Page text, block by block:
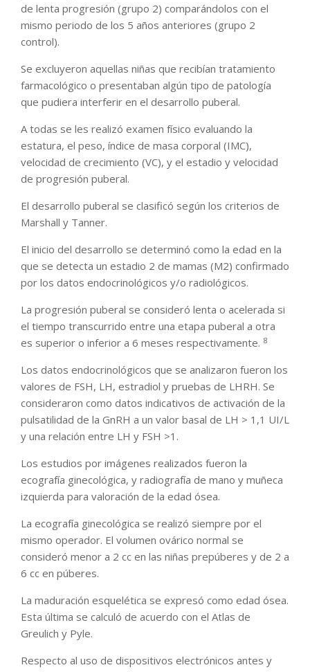
de lenta progresión (grupo 2) comparándolos con el
mismo periodo de los 5 años anteriores (grupo 2
control).
Se excluyeron aquellas niñas que recibían tratamiento
farmacológico o presentaban algún tipo de patología
que pudiera interferir en el desarrollo puberal.
A todas se les realizó examen físico evaluando la
estatura, el peso, índice de masa corporal (IMC),
velocidad de crecimiento (VC), y el estadio y velocidad
de progresión puberal.
El desarrollo puberal se clasificó según los criterios de
Marshall y Tanner.
El inicio del desarrollo se determinó como la edad en la
que se detecta un estadio 2 de mamas (M2) confirmado
por los datos endocrinológicos y/o radiológicos.
La progresión puberal se consideró lenta o acelerada si
el tiempo transcurrido entre una etapa puberal a otra
es superior o inferior a 6 meses respectivamente. 8
Los datos endocrinológicos que se analizaron fueron los
valores de FSH, LH, estradiol y pruebas de LHRH. Se
consideraron como datos indicativos de activación de la
pulsatilidad de la GnRH a un valor basal de LH > 1,1 UI/L
y una relación entre LH y FSH >1.
Los estudios por imágenes realizados fueron la
ecografía ginecológica, y radiografía de mano y muñeca
izquierda para valoración de la edad ósea.
La ecografía ginecológica se realizó siempre por el
mismo operador. El volumen ovárico normal se
consideró menor a 2 cc en las niñas prepúberes y de 2 a
6 cc en púberes.
La maduración esquelética se expresó como edad ósea.
Esta última se calculó de acuerdo con el Atlas de
Greulich y Pyle.
Respecto al uso de dispositivos electrónicos antes y